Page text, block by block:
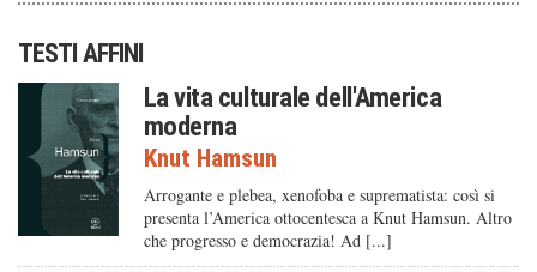
TESTI AFFINI
La vita culturale dell'America
moderna
Knut Hamsun
Arrogante e plebea, xenofoba e suprematista: così si
presenta l’America ottocentesca a Knut Hamsun. Altro
che progresso e democrazia! Ad [...]